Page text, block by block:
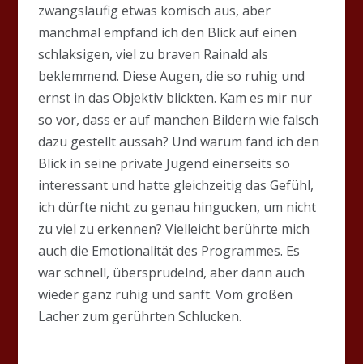
zwangsläufig etwas komisch aus, aber
manchmal empfand ich den Blick auf einen
schlaksigen, viel zu braven Rainald als
beklemmend. Diese Augen, die so ruhig und
ernst in das Objektiv blickten. Kam es mir nur
so vor, dass er auf manchen Bildern wie falsch
dazu gestellt aussah? Und warum fand ich den
Blick in seine private Jugend einerseits so
interessant und hatte gleichzeitig das Gefühl,
ich dürfte nicht zu genau hingucken, um nicht
zu viel zu erkennen? Vielleicht berührte mich
auch die Emotionalität des Programmes. Es
war schnell, übersprudelnd, aber dann auch
wieder ganz ruhig und sanft. Vom großen
Lacher zum gerührten Schlucken.